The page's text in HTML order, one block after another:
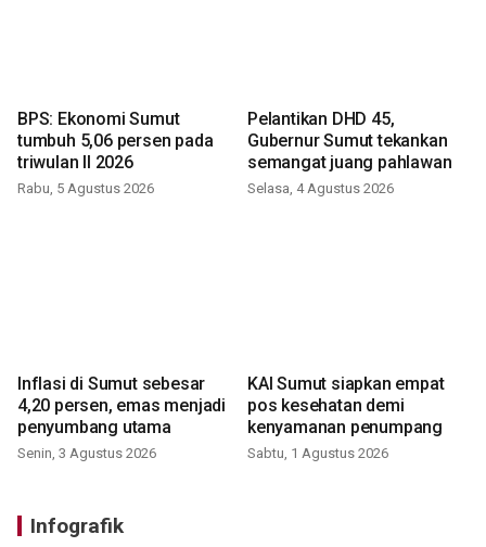
BPS: Ekonomi Sumut
tumbuh 5,06 persen pada
triwulan II 2026
Rabu, 5 Agustus 2026
Pelantikan DHD 45,
Gubernur Sumut tekankan
semangat juang pahlawan
Selasa, 4 Agustus 2026
Inflasi di Sumut sebesar
4,20 persen, emas menjadi
penyumbang utama
Senin, 3 Agustus 2026
KAI Sumut siapkan empat
pos kesehatan demi
kenyamanan penumpang
Sabtu, 1 Agustus 2026
Infografik